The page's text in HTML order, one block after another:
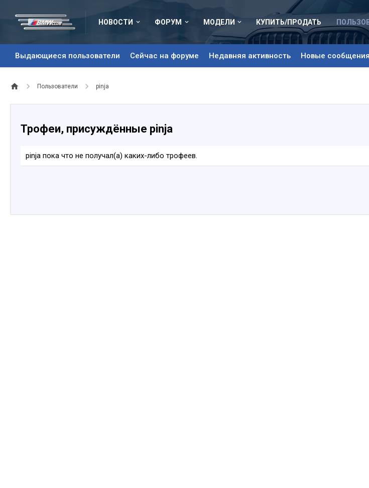
НОВОСТИ ФОРУМ МОДЕЛИ КУПИТЬ/ПРОДАТЬ
Выдающиеся пользователи Сейчас на форуме Недавняя активность Новые
Пользователи pinja
Трофеи, присуждённые pinja
pinja пока что не получал(а) каких-либо трофеев.